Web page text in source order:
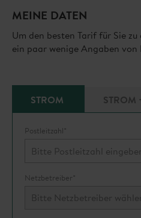
MEINE DATEN
Um den besten Tarif für Sie
ein paar wenige Angaben von
STROM STROM
Postleitzahl*
Netzbetreiber*